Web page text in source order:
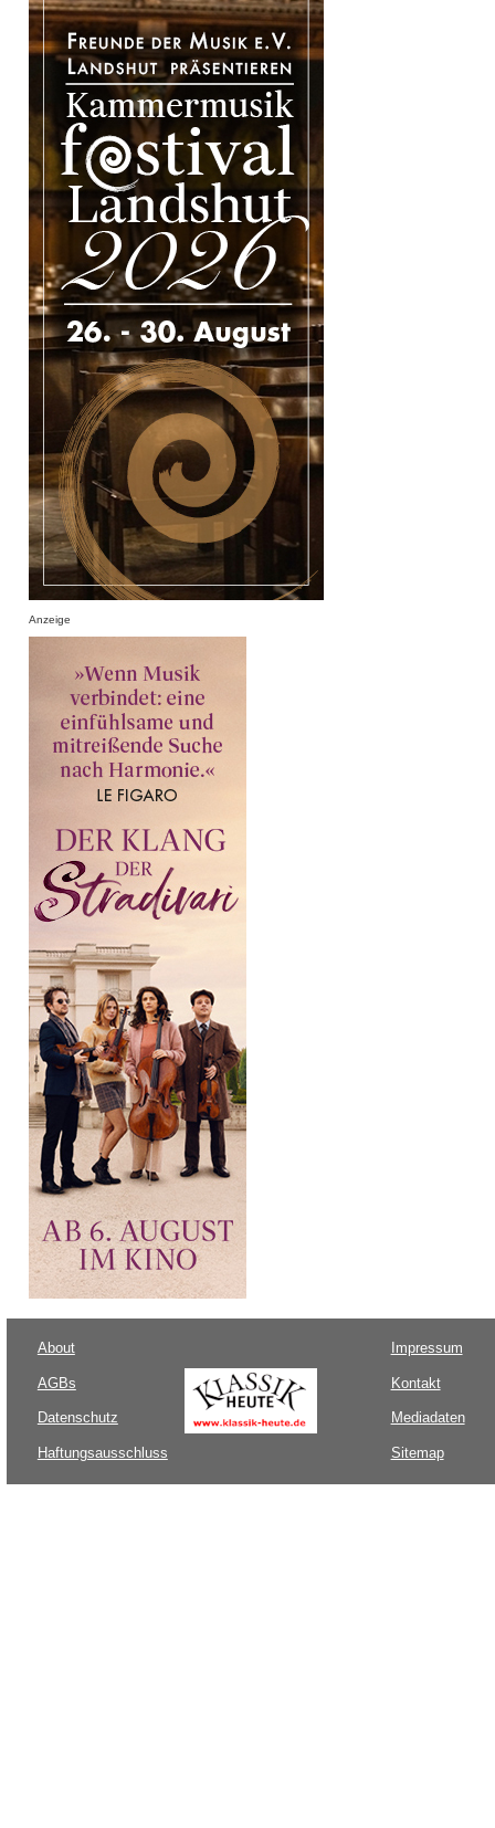
Anzeige
About
AGBs
Datenschutz
Haftungsausschluss
Impressum
Kontakt
Mediadaten
Sitemap